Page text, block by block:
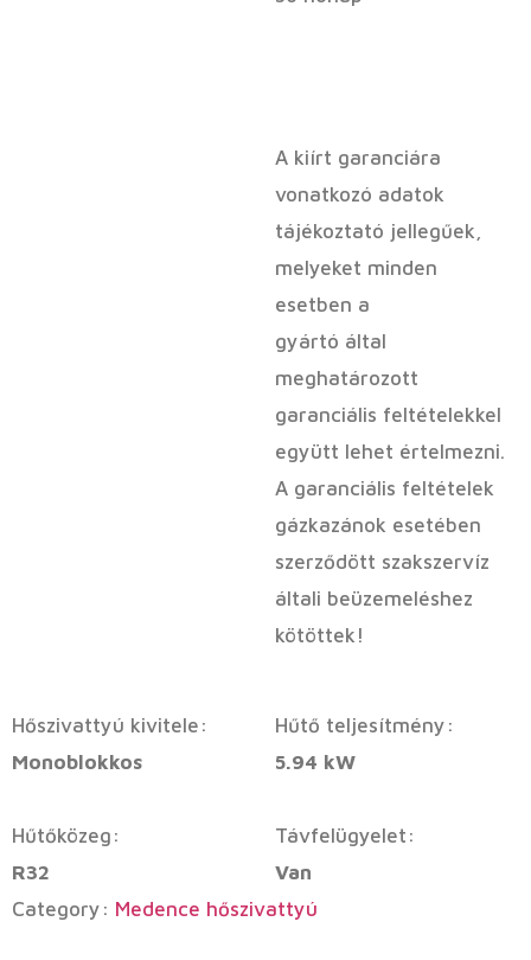
A kiírt garanciára
vonatkozó adatok
tájékoztató jellegűek,
melyeket minden
esetben a
gyártó által
meghatározott
garanciális feltételekkel
együtt lehet értelmezni.
A garanciális feltételek
gázkazánok esetében
szerződött szakszervíz
általi beüzemeléshez
kötöttek!
Hőszivattyú kivitele:
Monoblokkos
Hűtő teljesítmény:
5.94 kW
Hűtőközeg:
R32
Távfelügyelet:
Van
Category: Medence hőszivattyú